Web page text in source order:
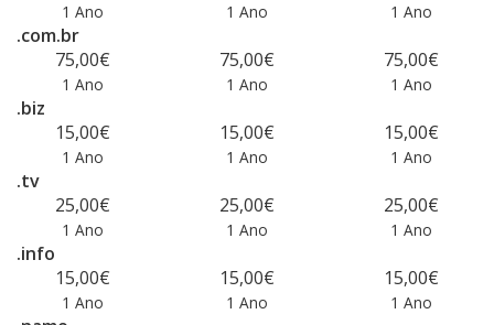
1 Ano 1 Ano 1 Ano
.com.br
75,00€
1 Ano
75,00€
1 Ano
75,00€
1 Ano
.biz
15,00€
1 Ano
15,00€
1 Ano
15,00€
1 Ano
.tv
25,00€
1 Ano
25,00€
1 Ano
25,00€
1 Ano
.info
15,00€
1 Ano
15,00€
1 Ano
15,00€
1 Ano